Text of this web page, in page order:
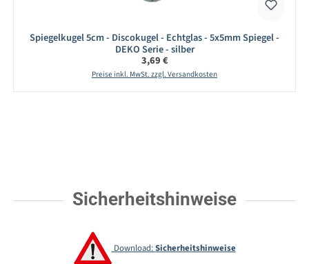
Spiegelkugel 5cm - Discokugel - Echtglas - 5x5mm Spiegel -
DEKO Serie - silber
Regulärer Preis:
3,69 €
Preise inkl. MwSt. zzgl. Versandkosten
Sicherheitshinweise
Download:Sicherheitshinweise